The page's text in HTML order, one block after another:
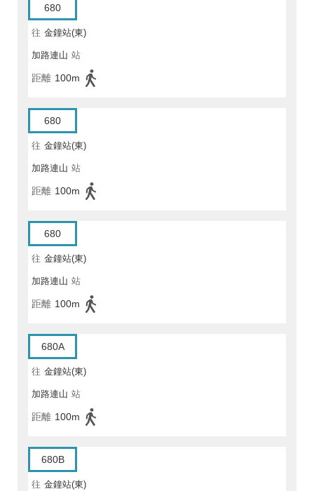
680
往 金鐘站(東)
加路連山 站
距離 100m
680
往 金鐘站(東)
加路連山 站
距離 100m
680
往 金鐘站(東)
加路連山 站
距離 100m
680A
往 金鐘站(東)
加路連山 站
距離 100m
680B
往 金鐘站(東)